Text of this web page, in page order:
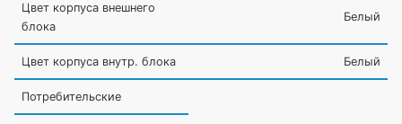
Цвет корпуса внешнего
блока
Белый
Цвет корпуса внутр. блока Белый
Потребительские